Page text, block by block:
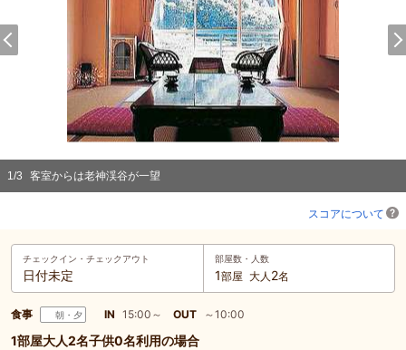
1/3 客室からは老神渓谷が一望
スコアについて
チェックイン・ チェックアウト
日付未定
部屋数・人数
1部屋 大人 2名
食事 朝・夕 IN 15:00～ OUT ～10:00
1部屋大人2名子供0名利用の場合